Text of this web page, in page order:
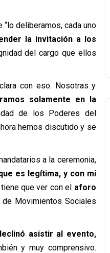
deliberamos, cada uno
la invitación a los
del cargo que ellos
con eso. Nosotras y
solamente en la
de los Poderes del
hemos discutido y se
a la ceremonia,
es legítima, y con mi
que ver con el aforo
Movimientos Sociales
asistir al evento,
y muy comprensivo.